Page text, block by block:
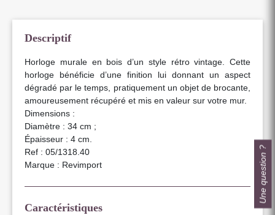
Descriptif
Horloge murale en bois d’un style rétro vintage. Cette
horloge bénéficie d’une finition lui donnant un aspect
dégradé par le temps, pratiquement un objet de brocante,
amoureusement récupéré et mis en valeur sur votre mur.
Dimensions :
Diamètre : 34 cm ;
Épaisseur : 4 cm.
Ref : 05/1318.40
Marque : Revimport
Caractéristiques
Une question ?